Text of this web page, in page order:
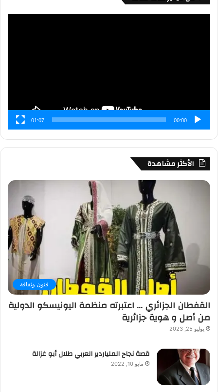
00:00
01:07
الأكثر مشاهدة
فنون وثقافة
القفطان الجزائري … اعتبرته منظمة اليونيسكو الدولية
من أصل و هوية جزائرية
يوليو 25, 2023
قصة نجاح الملياردير العربي طلال أبو غزالة
مايو 10, 2022